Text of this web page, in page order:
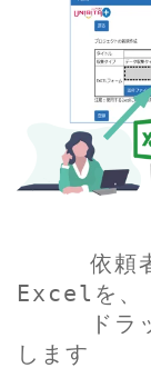
依頼者は
Excelを、
ドラッグ
します